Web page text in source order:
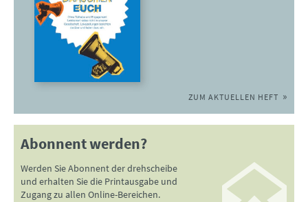
ZUM AKTUELLEN HEFT
Abonnent werden?
Werden Sie Abonnent der drehscheibe
und erhalten Sie die Printausgabe und
Zugang zu allen Online-Bereichen.